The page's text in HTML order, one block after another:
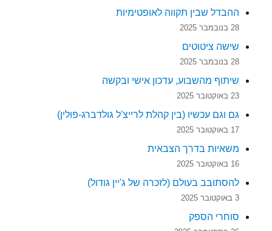
ההבדל שבין תקווה לאופטימיות
28 בנובמבר 2025
שישה ציטוטים
28 בנובמבר 2025
שיתוף מהשבוע, עדכון אישי ובקשה
23 באוקטובר 2025
גם וגם עכשיו (בין קהלת לרייצ'ל גולדברג-פולין)
17 באוקטובר 2025
משאיות בדרך הצבאית
16 באוקטובר 2025
להסתובב בעולם (לזכרה של ג'יין גודול)
3 באוקטובר 2025
סוחרי הספק